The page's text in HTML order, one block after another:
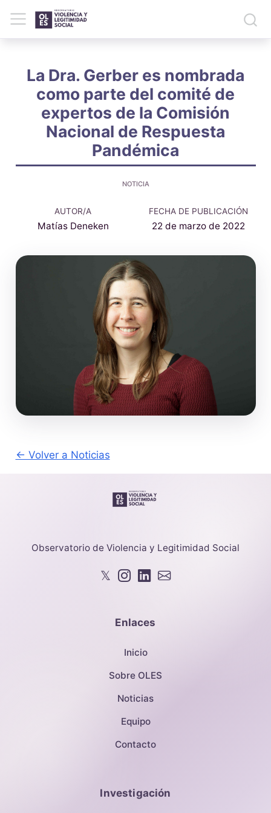
La Dra. Gerber es nombrada
como parte del comité de
expertos de la Comisión
Nacional de Respuesta
Pandémica
NOTICIA
AUTOR/A
Matías Deneken
FECHA DE PUBLICACIÓN
22 de marzo de 2022
← Volver a Noticias
Observatorio de Violencia y Legitimidad Social
𝕏
Enlaces
Inicio
Sobre OLES
Noticias
Equipo
Contacto
Investigación